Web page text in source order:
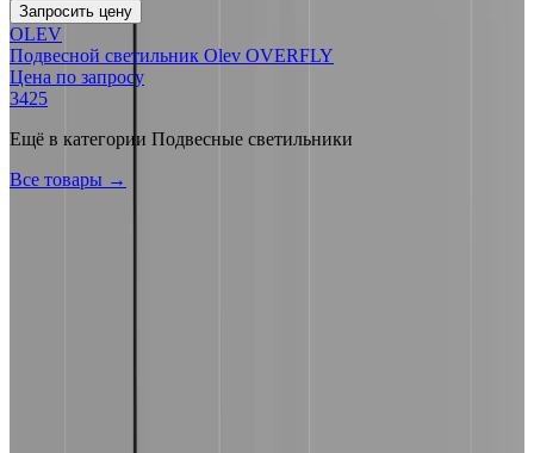
Запросить цену
OLEV
Подвесной светильник Olev OVERFLY
Цена по запросу
3425
Ещё в категории Подвесные светильники
Все товары →